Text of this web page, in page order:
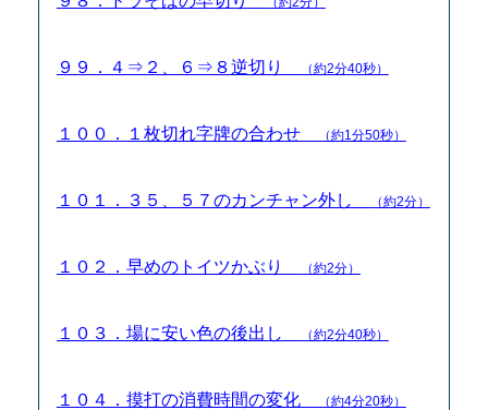
９９．４⇒２、６⇒８逆切り （約2分40秒）
１００．１枚切れ字牌の合わせ （約1分50秒）
１０１．３５、５７のカンチャン外し （約2分）
１０２．早めのトイツかぶり （約2分）
１０３．場に安い色の後出し （約2分40秒）
１０４．摸打の消費時間の変化 （約4分20秒）